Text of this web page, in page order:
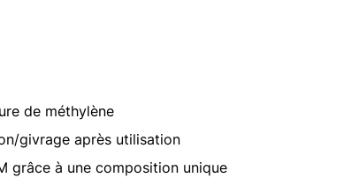
de méthylène
givrage après utilisation
grâce à une composition unique